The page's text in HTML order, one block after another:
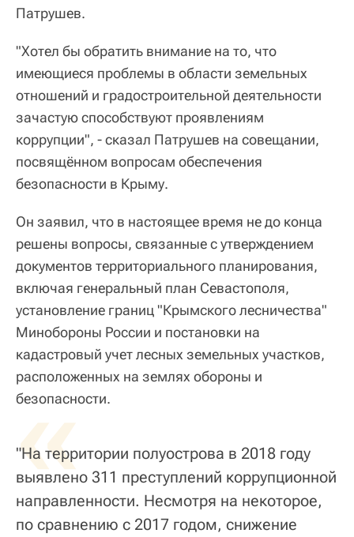
Патрушев.
"Хотел бы обратить внимание на то, что
имеющиеся проблемы в области земельных
отношений и градостроительной деятельности
зачастую способствуют проявлениям
коррупции", - сказал Патрушев на совещании,
посвящённом вопросам обеспечения
безопасности в Крыму.
Он заявил, что в настоящее время не до конца
решены вопросы, связанные с утверждением
документов территориального планирования,
включая генеральный план Севастополя,
установление границ "Крымского лесничества"
Минобороны России и постановки на
кадастровый учет лесных земельных участков,
расположенных на землях обороны и
безопасности.
«
"На территории полуострова в 2018 году
выявлено 311 преступлений коррупционной
направленности. Несмотря на некоторое,
по сравнению с 2017 годом, снижение